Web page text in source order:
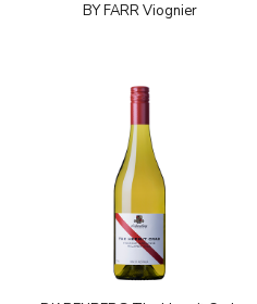
BY FARR Viognier